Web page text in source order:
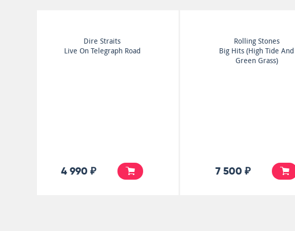
Eric Burdon
From Time To Time
4 990 ₽
Cuby + Blizzards
Afscheidsconcert
3 500 ₽